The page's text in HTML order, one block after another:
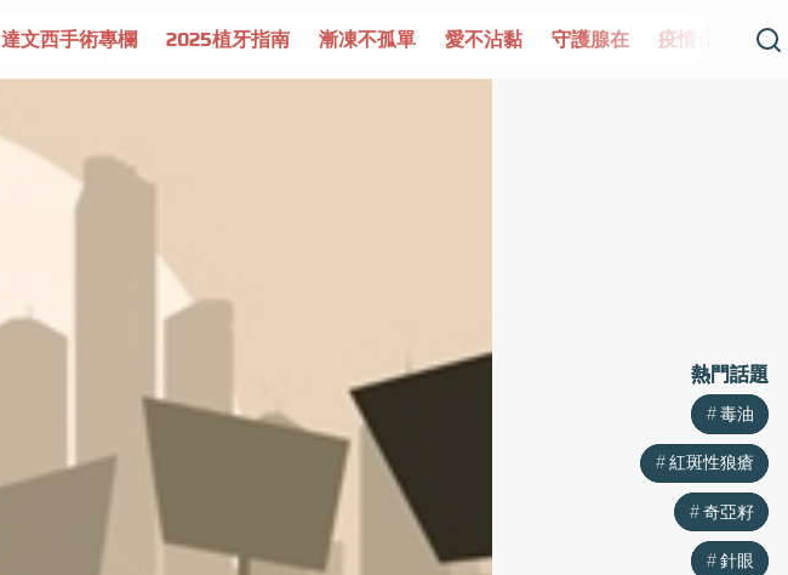
漸凍不孤單 愛不沾黏 守護腺在 疫情保衛戰 再生醫學 愛的未來視 認識攝護
熱門話題
毒油
紅斑性狼瘡
奇亞籽
針眼
熱門話題
毒油
紅斑性狼瘡
奇亞籽
針眼